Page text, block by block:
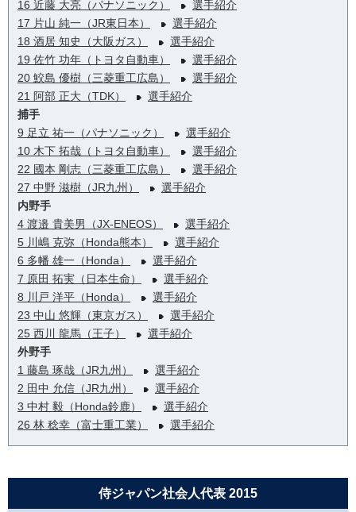
16 近藤 大亮（パナソニック）
選手紹介
17 片山 純一（JR東日本）
選手紹介
18 酒居 知史（大阪ガス）
選手紹介
19 佐竹 功年（トヨタ自動車）
選手紹介
20 鮫島 優樹（三菱重工広島）
選手紹介
21 阿部 正大（TDK）
選手紹介
捕手
9 足立 祐一（パナソニック）
選手紹介
10 木下 拓哉（トヨタ自動車）
選手紹介
22 國本 剛志（三菱重工広島）
選手紹介
27 中野 滋樹（JR九州）
選手紹介
内野手
4 渡邉 貴美男（JX-ENEOS）
選手紹介
5 川嶋 克弥（Honda熊本）
選手紹介
6 多幡 雄一（Honda）
選手紹介
7 原田 拓実（日本生命）
選手紹介
8 川戸 洋平（Honda）
選手紹介
23 中山 悠輝（東京ガス）
選手紹介
25 西川 龍馬（王子）
選手紹介
外野手
1 藤島 琢哉（JR九州）
選手紹介
2 田中 允信（JR九州）
選手紹介
3 中村 毅（Honda鈴鹿）
選手紹介
26 林 稔幸（富士重工業）
選手紹介
侍ジャパン社会人代表 2015